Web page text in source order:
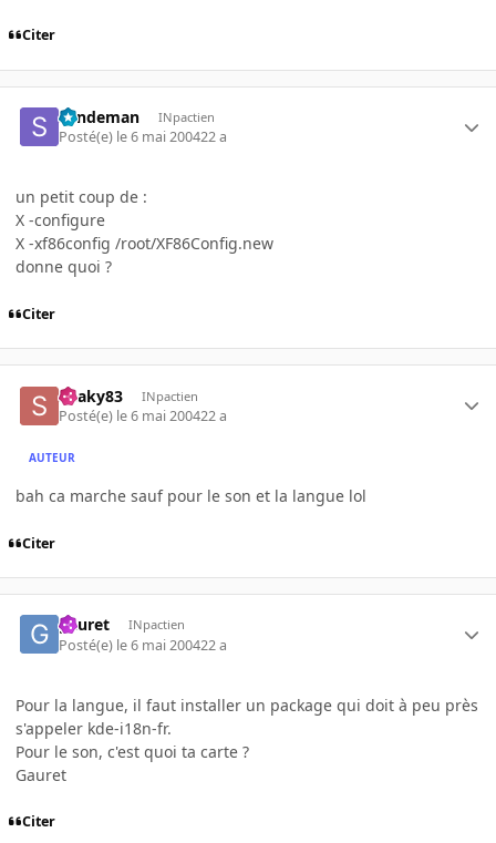
Citer
Sandeman INpactien
Posté(e) le 6 mai 200422 a
un petit coup de :
X -configure
X -xf86config /root/XF86Config.new
donne quoi ?
Citer
Snaky83 INpactien
Posté(e) le 6 mai 200422 a
AUTEUR
bah ca marche sauf pour le son et la langue lol
Citer
gauret INpactien
Posté(e) le 6 mai 200422 a
Pour la langue, il faut installer un package qui doit à peu près
s'appeler kde-i18n-fr.
Pour le son, c'est quoi ta carte ?
Gauret
Citer